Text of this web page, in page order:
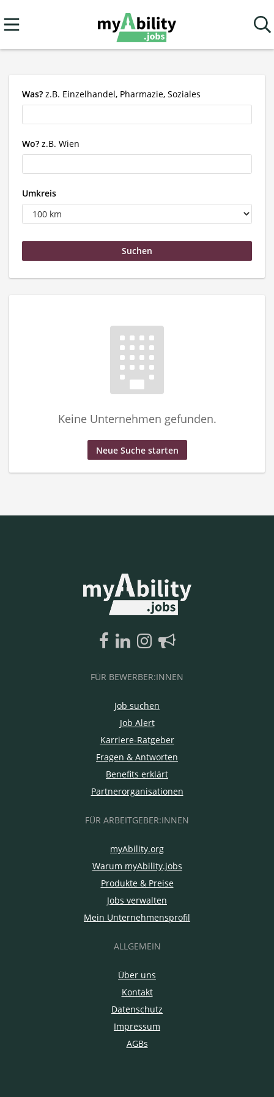
Was? z.B. Einzelhandel, Pharmazie, Soziales
Wo? z.B. Wien
Umkreis
Keine Unternehmen gefunden.
Neue Suche starten
FÜR BEWERBER:INNEN
Job suchen
Job Alert
Karriere-Ratgeber
Fragen & Antworten
Benefits erklärt
Partnerorganisationen
FÜR ARBEITGEBER:INNEN
myAbility.org
Warum myAbility.jobs
Produkte & Preise
Jobs verwalten
Mein Unternehmensprofil
ALLGEMEIN
Über uns
Kontakt
Datenschutz
Impressum
AGBs